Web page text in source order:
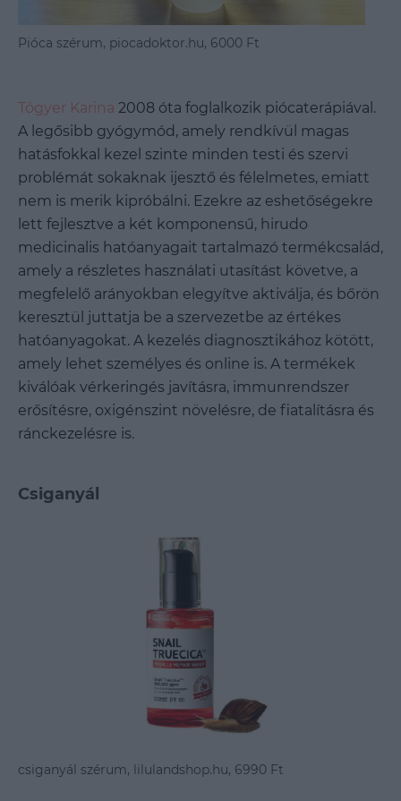
Pióca szérum, piocadoktor.hu, 6000 Ft
Tógyer Karina 2008 óta foglalkozik piócaterápiával.
A legősibb gyógymód, amely rendkívül magas
hatásfokkal kezel szinte minden testi és szervi
problémát sokaknak ijesztő és félelmetes, emiatt
nem is merik kipróbálni. Ezekre az eshetőségekre
lett fejlesztve a két komponensű, hirudo
medicinalis hatóanyagait tartalmazó termékcsalád,
amely a részletes használati utasítást követve, a
megfelelő arányokban elegyítve aktiválja, és bőrön
keresztül juttatja be a szervezetbe az értékes
hatóanyagokat. A kezelés diagnosztikához kötött,
amely lehet személyes és online is. A termékek
kiválóak vérkeringés javításra, immunrendszer
erősítésre, oxigénszint növelésre, de fiatalításra és
ránckezelésre is.
Csiganyál
csiganyál szérum, lilulandshop.hu, 6990 Ft